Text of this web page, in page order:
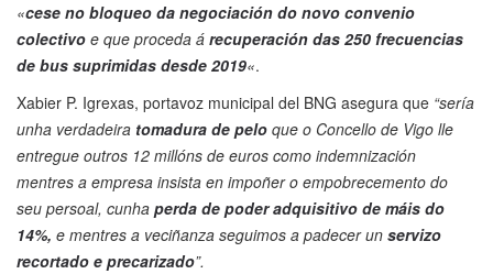
«cese no bloqueo da negociación do novo convenio
colectivo e que proceda á recuperación das 250 frecuencias
de bus suprimidas desde 2019«.
Xabier P. Igrexas, portavoz municipal del BNG asegura que “sería
unha verdadeira tomadura de pelo que o Concello de Vigo lle
entregue outros 12 millóns de euros como indemnización
mentres a empresa insista en impoñer o empobrecemento do
seu persoal, cunha perda de poder adquisitivo de máis do
14%, e mentres a veciñanza seguimos a padecer un servizo
recortado e precarizado”.